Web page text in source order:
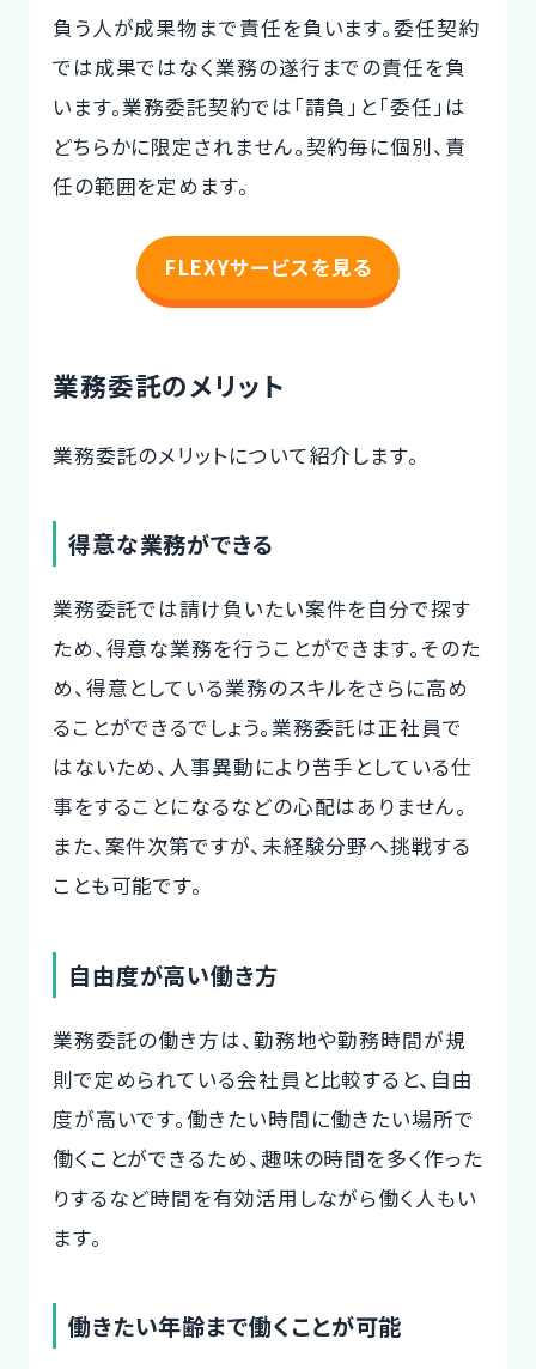
負う人が成果物まで責任を負います。委任契約
では成果ではなく業務の遂行までの責任を負
います。業務委託契約では「請負」と「委任」は
どちらかに限定されません。契約毎に個別、責
任の範囲を定めます。
FLEXYサービスを見る
業務委託のメリット
業務委託のメリットについて紹介します。
得意な業務ができる
業務委託では請け負いたい案件を自分で探す
ため、得意な業務を行うことができます。そのた
め、得意としている業務のスキルをさらに高め
ることができるでしょう。業務委託は正社員で
はないため、人事異動により苦手としている仕
事をすることになるなどの心配はありません。
また、案件次第ですが、未経験分野へ挑戦する
ことも可能です。
自由度が高い働き方
業務委託の働き方は、勤務地や勤務時間が規
則で定められている会社員と比較すると、自由
度が高いです。働きたい時間に働きたい場所で
働くことができるため、趣味の時間を多く作った
りするなど時間を有効活用しながら働く人もい
ます。
働きたい年齢まで働くことが可能